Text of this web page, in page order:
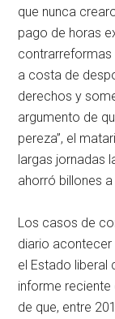
que nunca
pago de horas
contrarreformas
a costa de
derechos y
argumento de
pereza”, el
largas jornadas
ahorró billones
Los casos de
diario
el Estado liberal
informe reciente
de que, entre